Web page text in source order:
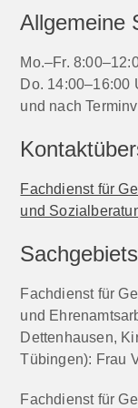
Allgemeine
Mo.–Fr.
Do. 14:00–16:00
und nach
Fachdienst für
und
Fachdienst für
und
Dettenhausen,
Tübingen): Frau
Fachdienst für